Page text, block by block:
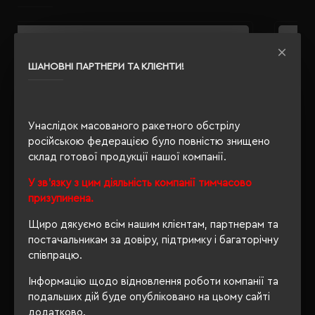
ШАНОВНІ ПАРТНЕРИ ТА КЛІЄНТИ!
Унаслідок масованого ракетного обстрілу
російською федерацією було повністю знищено
склад готової продукції нашої компанії.
У зв'язку з цим діяльність компанії тимчасово
призупинена.
Щиро дякуємо всім нашим клієнтам, партнерам та
постачальникам за довіру, підтримку і багаторічну
співпрацю.
Інформацію щодо відновлення роботи компанії та
подальших дій буде опубліковано на цьому сайті
додатково.
Бейдж вертикальний Projob 9045 чорний - 64904599